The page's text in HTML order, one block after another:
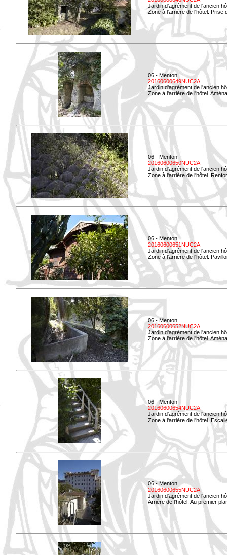
Jardin d'agrément de l'ancien
Zone à l'arrière de l'hôtel. Prise
06 - Menton
20160600649NUC2A
Jardin d'agrément de l'ancien
Zone à l'arrière de l'hôtel.
06 - Menton
20160600650NUC2A
Jardin d'agrément de l'ancien
Zone à l'arrière de l'hôtel.
06 - Menton
20160600651NUC2A
Jardin d'agrément de l'ancien
Zone à l'arrière de l'hôtel.
06 - Menton
20160600652NUC2A
Jardin d'agrément de l'ancien
Zone à l'arrière de l'hôtel.
06 - Menton
20160600654NUC2A
Jardin d'agrément de l'ancien
Zone à l'arrière de l'hôtel.
06 - Menton
20160600655NUC2A
Jardin d'agrément de l'ancien
Arrière de l'hôtel. Au premier